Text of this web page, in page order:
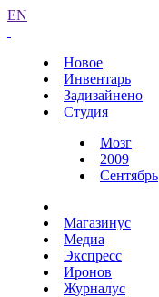
EN
Новое
Инвентарь
Задизайнено
Студия
Мозг
2009
Сентябрь
Магазинус
Медиа
Экспресс
Иронов
Журналус